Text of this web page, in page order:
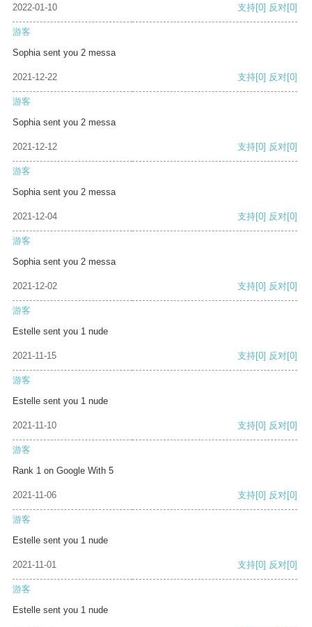
2022-01-10 支持[0] 反对[0]
游客
Sophia sent you 2 messa
2021-12-22 支持[0] 反对[0]
游客
Sophia sent you 2 messa
2021-12-12 支持[0] 反对[0]
游客
Sophia sent you 2 messa
2021-12-04 支持[0] 反对[0]
游客
Sophia sent you 2 messa
2021-12-02 支持[0] 反对[0]
游客
Estelle sent you 1 nude
2021-11-15 支持[0] 反对[0]
游客
Estelle sent you 1 nude
2021-11-10 支持[0] 反对[0]
游客
Rank 1 on Google With 5
2021-11-06 支持[0] 反对[0]
游客
Estelle sent you 1 nude
2021-11-01 支持[0] 反对[0]
游客
Estelle sent you 1 nude